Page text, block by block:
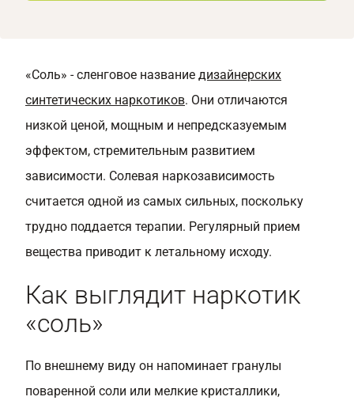
«Соль» - сленговое название дизайнерских
синтетических наркотиков. Они отличаются
низкой ценой, мощным и непредсказуемым
эффектом, стремительным развитием
зависимости. Солевая наркозависимость
считается одной из самых сильных, поскольку
трудно поддается терапии. Регулярный прием
вещества приводит к летальному исходу.
Как выглядит наркотик
«соль»
По внешнему виду он напоминает гранулы
поваренной соли или мелкие кристаллики,